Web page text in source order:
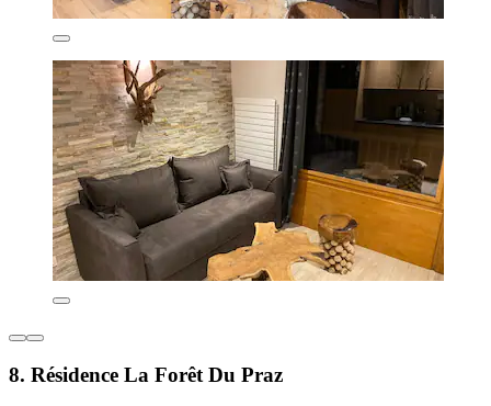
8. Résidence La Forêt Du Praz